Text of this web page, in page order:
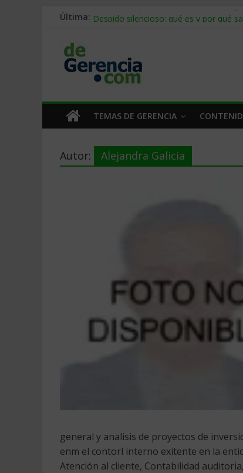
Última: Stablecoins para empresas: cómo
Trabajo forzoso en la cadena de
Mercado hispano de EE. UU.: cómo
TEMAS DE GERENCIA
Autor: Alejandra Galicia
general y analisis de proyectos de
enm el contorl interno exitente en la
Atención al cliente, Contabilidad